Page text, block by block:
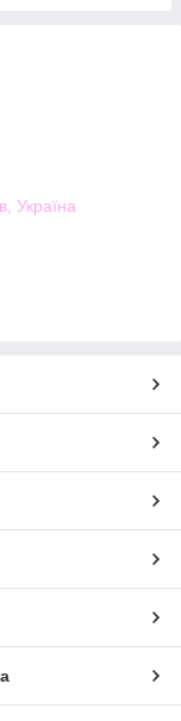
Україна